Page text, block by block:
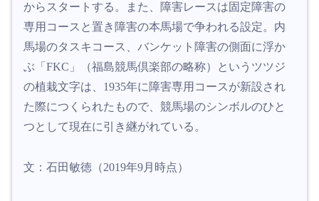
からスタートする。また、障害レースは固定障害の
専用コースと置き障害の本馬場で争われる設定。内
馬場のタスキコース、バンケット障害の側面に浮か
ぶ「FKC」（福島競馬倶楽部の略称）というツツジ
の植栽文字は、1935年に障害専用コースが新設され
た際につくられたもので、競馬場のシンボルのひと
つとして現在に引き継がれている。
文：石田敏徳（2019年9月時点）